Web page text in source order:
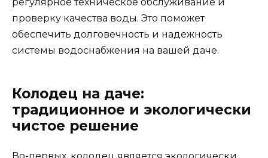
регулярное техническое обслуживание и
проверку качества воды. Это поможет
обеспечить долговечность и надежность
системы водоснабжения на вашей даче.
Колодец на даче:
традиционное и экологически
чистое решение